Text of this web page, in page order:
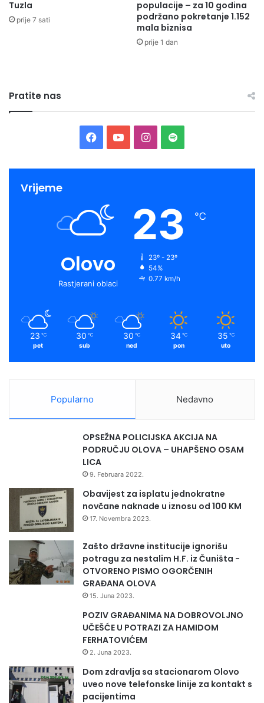
Tuzla
prije 7 sati
populacije – za 10 godina
podržano pokretanje 1.152
mala biznisa
prije 1 dan
Pratite nas
Facebook
YouTubeInstagram
Spotify
Vrijeme
Olovo
Rastjerani oblaci
23 ℃
23º - 23º
54%
0.77 km/h
23 ℃
pet
30 ℃
sub
30 ℃
ned
34 ℃
pon
35 ℃
uto
Popularno Nedavno
OPSEŽNA POLICIJSKA AKCIJA NA
PODRUČJU OLOVA – UHAPŠENO OSAM
LICA
9. Februara 2022.
Obavijest za isplatu jednokratne
novčane naknade u iznosu od 100 KM
17. Novembra 2023.
Zašto državne institucije ignorišu
potragu za nestalim H.F. iz Čuništa -
OTVORENO PISMO OGORČENIH
GRAĐANA OLOVA
15. Juna 2023.
POZIV GRAĐANIMA NA DOBROVOLJNO
UČEŠĆE U POTRAZI ZA HAMIDOM
FERHATOVIĆEM
2. Juna 2023.
Dom zdravlja sa stacionarom Olovo
uveo nove telefonske linije za kontakt s
pacijentima